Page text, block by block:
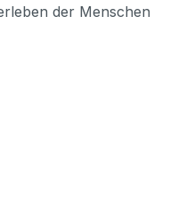
der Menschen